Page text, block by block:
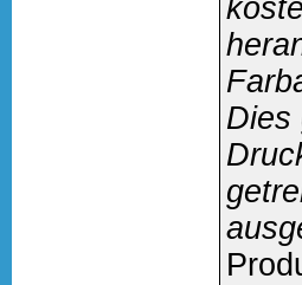
Dies